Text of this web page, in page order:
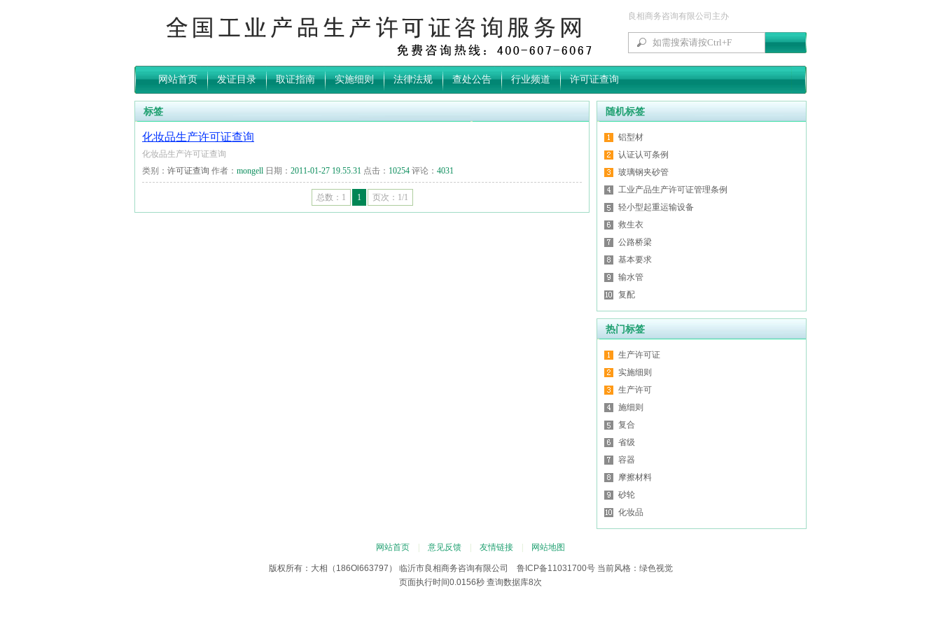
良相商务咨询有限公司主办
网站首页 发证目录 取证指南 实施细则 法律法规 查处公告 行业频道 许可证查询
标签
化妆品生产许可证查询
化妆品生产许可证查询
类别： 许可证查询 作者： mongell 日期： 2011-01-27 19.55.31 点击： 10254 评论： 4031
总数：1 1 页次：1/1
随机标签
铝型材
认证认可条例
玻璃钢夹砂管
工业产品生产许可证管理条例
轻小型起重运输设备
救生衣
公路桥梁
基本要求
输水管
复配
热门标签
生产许可证
实施细则
生产许可
施细则
复合
省级
容器
摩擦材料
砂轮
化妆品
网站首页 意见反馈 友情链接 网站地图
版权所有：大相（186Ol663797） 临沂市良相商务咨询有限公司 鲁ICP备11031700号当前风格： 绿色视觉
页面执行时间0.0156秒 查询数据库8次